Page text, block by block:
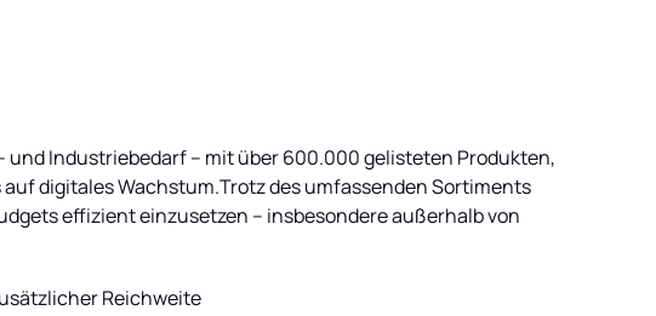
Industriebedarf – mit über 600.000 gelisteten Produkten,
digitales Wachstum.Trotz des umfassenden Sortiments
effizient einzusetzen – insbesondere außerhalb von
Reichweite